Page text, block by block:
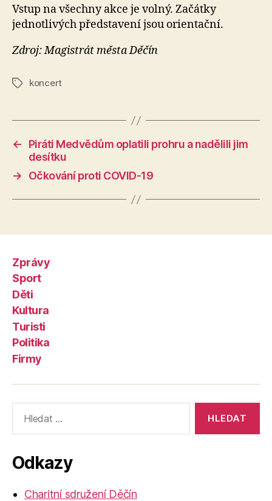
Vstup na všechny akce je volný. Začátky
jednotlivých představení jsou orientační.
Zdroj: Magistrát města Děčín
Štítkykoncert
←
Piráti Medvědům oplatili prohru a nadělili jim
desítku
→
Očkování proti COVID-19
Zprávy
Sport
Děti
Kultura
Turisti
Politika
Firmy
vyhledávání:
Odkazy
Charitní sdružení Děčín